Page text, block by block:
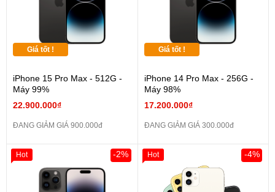
Giá tốt !
iPhone 15 Pro Max - 512G -
Máy 99%
22.900.000₫
ĐANG GIẢM GIÁ 900.000đ
Giá tốt !
iPhone 14 Pro Max - 256G -
Máy 98%
17.200.000₫
ĐANG GIẢM GIÁ 300.000đ
-2%
Hot -4%
Hot